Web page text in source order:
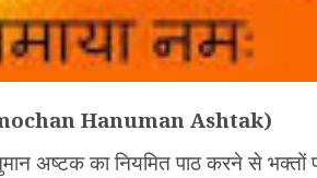
Hanuman Ashtak)
अष्टक का नियमित पाठ करने से